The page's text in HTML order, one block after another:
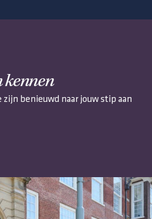
kennen
benieuwd naar jouw stip aan